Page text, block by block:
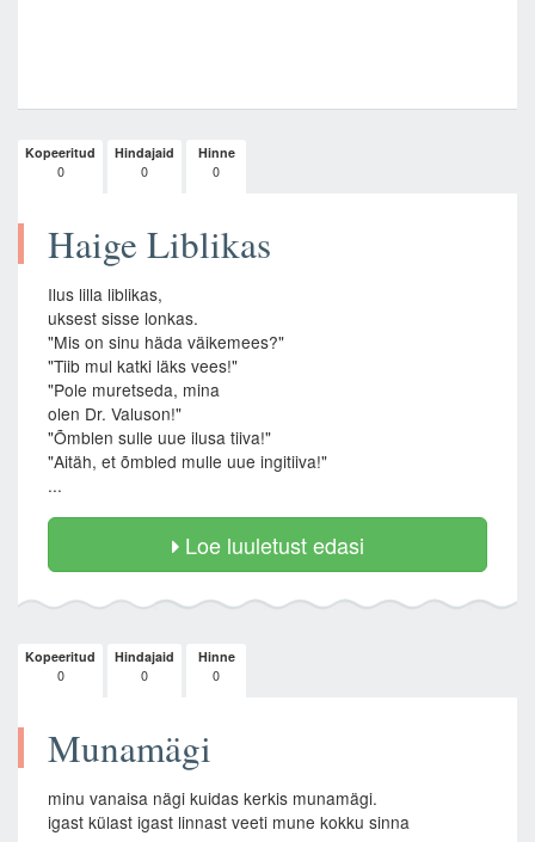
Kopeeritud
0
Hindajaid
0
Hinne
0
Haige Liblikas
Ilus lilla liblikas,
uksest sisse lonkas.
"Mis on sinu häda väikemees?"
"Tiib mul katki läks vees!"
"Pole muretseda, mina
olen Dr. Valuson!"
"Õmblen sulle uue ilusa tiiva!"
"Aitäh, et õmbled mulle uue ingitiiva!"
...
Loe luuletust edasi
Kopeeritud
0
Hindajaid
0
Hinne
0
Munamägi
minu vanaisa nägi kuidas kerkis munamägi.
igast külast igast linnast veeti mune kokku sinna